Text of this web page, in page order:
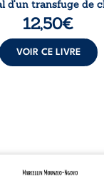
d’un transfuge de
12,50€
VOIR CE LIVRE
mon pays